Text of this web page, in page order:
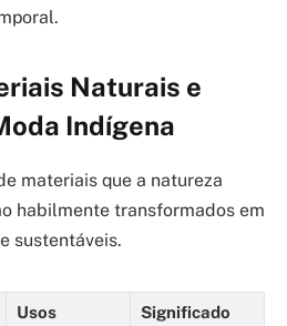
Naturais e
Indígena
materiais que a natureza
habilmente transformados em
sustentáveis.
Usos
Significado